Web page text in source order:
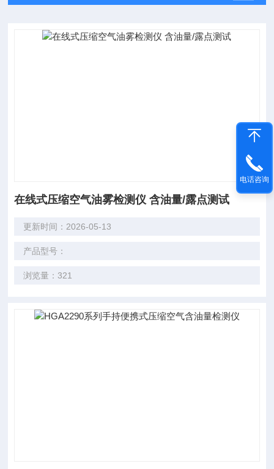
在线式压缩空气油雾检测仪 含油量/露点测试
更新时间：2026-05-13
产品型号：
浏览量：321
电话咨询